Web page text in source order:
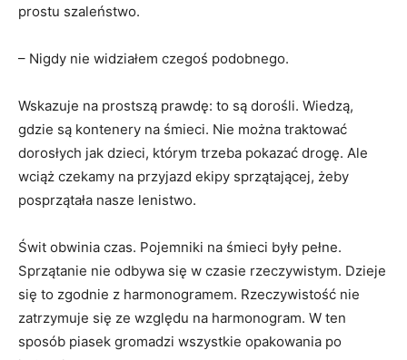
prostu szaleństwo.
– Nigdy nie widziałem czegoś podobnego.
Wskazuje na prostszą prawdę: to są dorośli. Wiedzą,
gdzie są kontenery na śmieci. Nie można traktować
dorosłych jak dzieci, którym trzeba pokazać drogę. Ale
wciąż czekamy na przyjazd ekipy sprzątającej, żeby
posprzątała nasze lenistwo.
Świt obwinia czas. Pojemniki na śmieci były pełne.
Sprzątanie nie odbywa się w czasie rzeczywistym. Dzieje
się to zgodnie z harmonogramem. Rzeczywistość nie
zatrzymuje się ze względu na harmonogram. W ten
sposób piasek gromadzi wszystkie opakowania po